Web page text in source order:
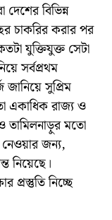
বিভিন্ন
চাকরির করার পর
যুক্তিযুক্ত সেটা
সর্বপ্রথম
জানিয়ে সুপ্রিম
একাধিক রাজ্য ও
তামিলনাড়ুর মতো
জন্য,
নিয়েছে।
নিচ্ছে